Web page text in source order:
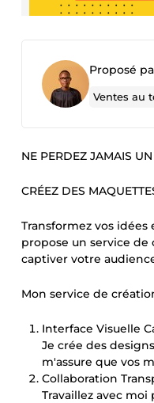
Proposé
Ventes au
NE PERDEZ JAMAIS
CRÉEZ DES
Transformez vos
propose un service de
captiver votre
Mon service de
Interface Visuelle
Je crée des
m'assure que vos
Collaboration
Travaillez avec